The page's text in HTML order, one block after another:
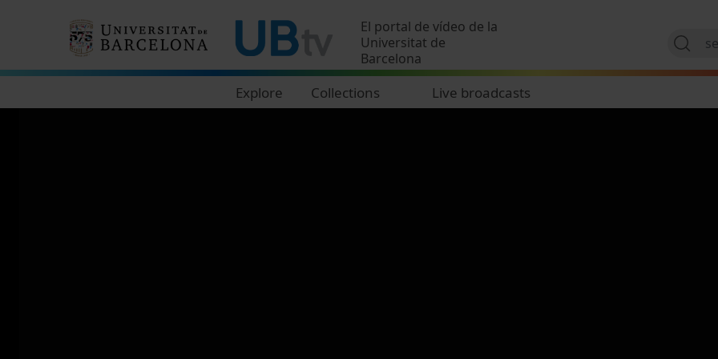
El portal de vídeo de la
Universitat de
Barcelona
Explore Collections Live broadcasts